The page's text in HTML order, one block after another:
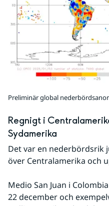
Preliminär global
Regnigt i
Sydamerika
Det var en nederbördsrik
över Centralamerika och
Medio San Juan i
22 december och